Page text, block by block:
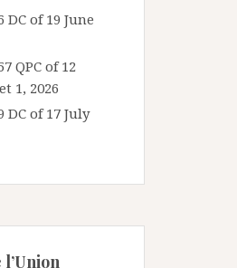
DC of 19 June
QPC of 12
1, 2026
DC of 17 July